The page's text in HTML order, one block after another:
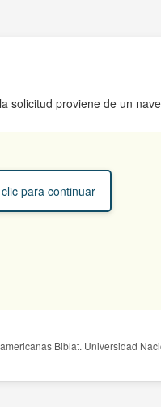
solicitud proviene de un
para continuar
Biblat. Universidad